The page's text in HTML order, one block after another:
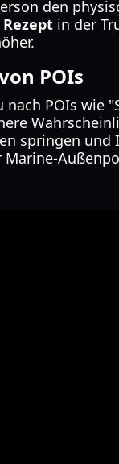
den
in der
POIs
nach POIs wie
springen